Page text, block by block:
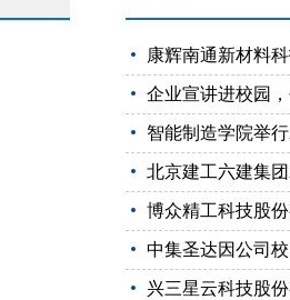
康辉南通新材料
企业宣讲进校园
智能制造学院举
北京建工六建集
博众精工科技股
中集圣达因公司
兴三星云科技股